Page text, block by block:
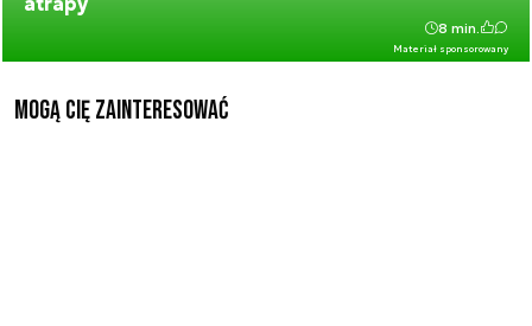
Materiał sponsorowany
8 min.
Mogą Cię zainteresować